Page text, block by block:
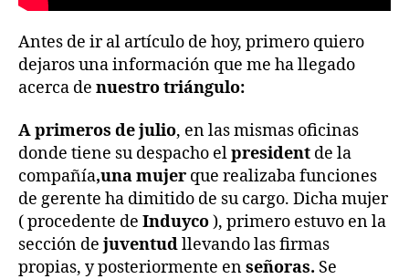
Antes de ir al artículo de hoy, primero quiero
dejaros una información que me ha llegado
acerca de nuestro triángulo:
A primeros de julio, en las mismas oficinas
donde tiene su despacho elpresident de la
compañía,una mujer que realizaba funciones
de gerente ha dimitido de su cargo. Dicha mujer
( procedente de Induyco), primero estuvo en la
sección de juventudllevando las firmas
propias, y posteriormente enseñoras. Se